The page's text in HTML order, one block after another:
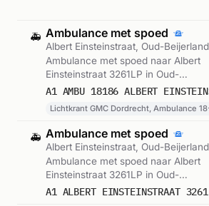
🚑 Ambulance met spoed
Albert Einsteinstraat, Oud-Beijerland
Ambulance met spoed naar Albert
Einsteinstraat 3261LP in Oud-
Beijerland. Ingezet: Lichtkrant GMC
Gemeld om 12:32.
Lichtkrant GMC Dordrecht, Ambulance
🚑 Ambulance met spoed
Albert Einsteinstraat, Oud-Beijerland
Ambulance met spoed naar Albert
Einsteinstraat 3261LP in Oud-
Beijerland. Gemeld om 12:32.